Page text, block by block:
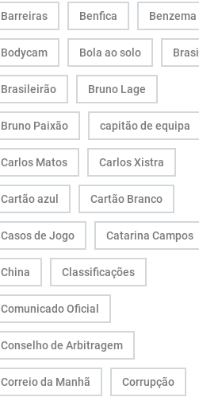
Barreiras Benfica Benzema
Bodycam Bola ao solo Brasil
Brasileirão Bruno Lage
Bruno Paixão capitão de equipa
Carlos Matos Carlos Xistra
Cartão azul Cartão Branco
Casos de Jogo Catarina Campos
China Classificações
Comunicado Oficial
Conselho de Arbitragem
Correio da Manhã Corrupção